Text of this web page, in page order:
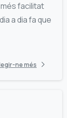
més facilitat
a dia fa que
ne més